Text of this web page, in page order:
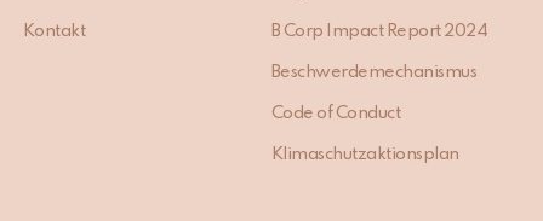
Kontakt B Corp Impact Report 2024
Beschwerdemechanismus
Code of Conduct
Klimaschutzaktionsplan